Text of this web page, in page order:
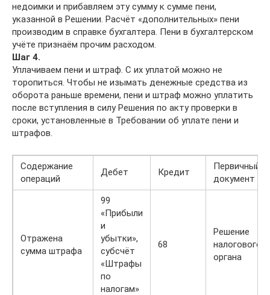
недоимки и прибавляем эту сумму к сумме пени,
указанной в Решении. Расчёт «дополнительных» пени
производим в справке бухгалтера. Пени в бухгалтерском
учёте признаём прочим расходом.
Шаг 4.
Уплачиваем пени и штраф. С их уплатой можно не
торопиться. Чтобы не изымать денежные средства из
оборота раньше времени, пени и штраф можно уплатить
после вступления в силу Решения по акту проверки в
сроки, установленные в Требовании об уплате пени и
штрафов.
Содержание
операций
Дебет Кредит
Первичный
документ
Отражена
сумма штрафа
99
«Прибыли
и
убытки»,
субсчёт
«Штрафы
по
налогам»
68
Решение
налогового
органа